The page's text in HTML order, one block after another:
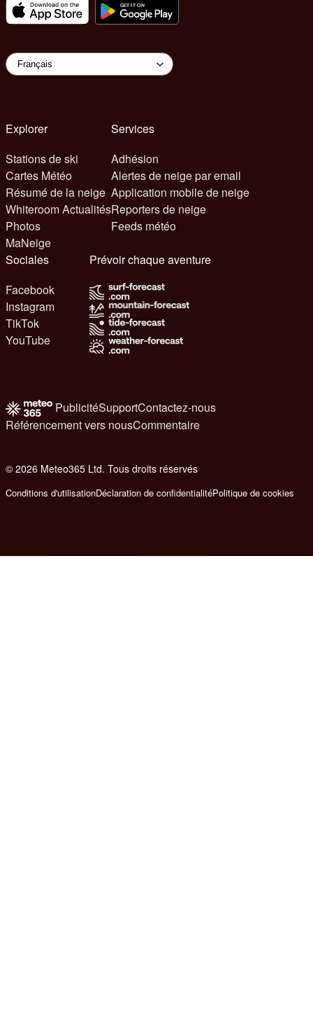
Explorer
Stations de ski
Cartes Météo
Résumé de la neige
Whiteroom Actualités
Photos
MaNeige
Services
Adhésion
Alertes de neige par email
Application mobile de neige
Reporters de neige
Feeds météo
Sociales
Facebook
Instagram
TikTok
YouTube
Prévoir chaque aventure
PublicitéSupportContactez-nous
Référencement vers nousCommentaire
© 2026 Meteo365 Ltd. Tous droits réservés
Conditions d'utilisationDéclaration de confidentialitéPolitique de cookies